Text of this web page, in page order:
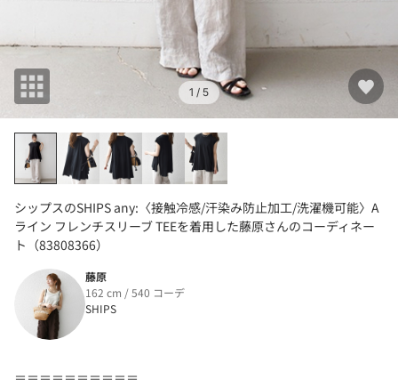
1 / 5
シップスのSHIPS any:〈接触冷感/汗染み防止加工/洗濯機可能〉A
ライン フレンチスリーブ TEEを着用した藤原さんのコーディネー
ト（83808366）
藤原
162 cm / 540 コーデ
SHIPS
＝＝＝＝＝＝＝＝＝＝